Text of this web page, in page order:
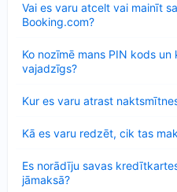
Vai es varu atcelt vai mainīt
Booking.com?
Ko nozīmē mans PIN kods
vajadzīgs?
Kur es varu atrast
Kā es varu redzēt, cik tas
Es norādīju savas
jāmaksā?